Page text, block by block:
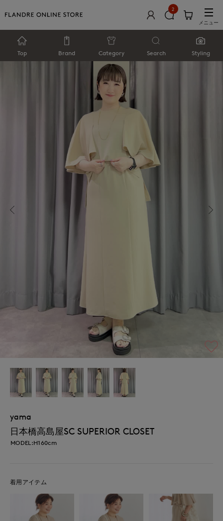
2
メニュー
Top Brand Category Search Styling
yama
日本橋高島屋SC SUPERIOR CLOSET
MODEL:H160cm
着用アイテム